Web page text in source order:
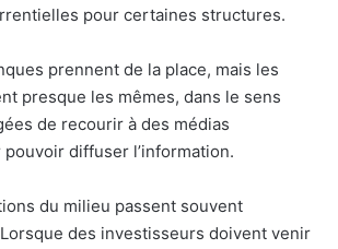
pour certaines structures.
prennent de la place, mais les
presque les mêmes, dans le sens
de recourir à des médias
diffuser l’information.
du milieu passent souvent
des investisseurs doivent venir